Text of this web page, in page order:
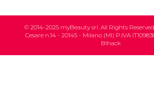
© 2014-2025 myBeauty srl. All Rights
Cesare n.14 - 20145 - Milano (MI) P.IVA
Blhack